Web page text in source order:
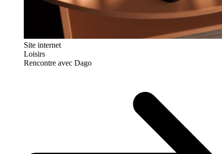
Site internet
Loisirs
Rencontre avec Dago